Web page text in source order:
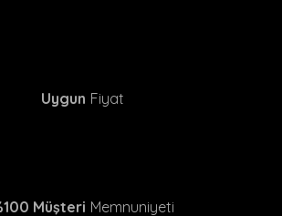
Uygun Fiyat
Müşteri Memnuniyeti